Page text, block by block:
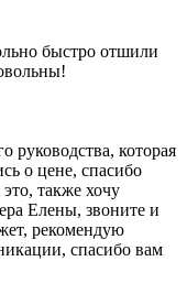
быстро отшили
которая
о цене, спасибо
также хочу
Елены, звоните и
рекомендую
спасибо вам